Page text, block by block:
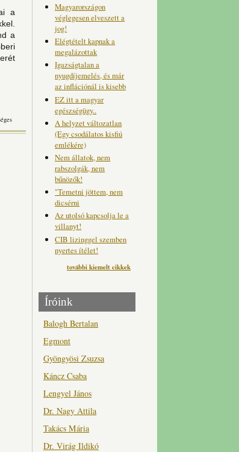
a
a
Magyarországon
véglegesen elveszett a
jog!
Elégtételt kapnak a
megalázottak
Igazságtalan a
nyugdíjemelés, és már
az inflációnál is kisebb
EZ itt a magyar
egészségügy..
A helyzet változatlan
(Egy csodálatos kisfiú
emlékére)
Nem állatok, nem
rabszolgák, nem
bűnözők!
"Temetni jöttem, nem
dicsérni
Az utolsó kapcsolja le a
villanyt!
CIB lizinggel szemben
nyertes ítélet!
további kiemelt cikkek
Íróink
Balogh Bertalan
Egmont
Gyöngyösi Zsuzsa
Káncz Csaba
Lengyel János
Dr. Nagy Attila
Takács Mária
Dr. Virág Ildikó